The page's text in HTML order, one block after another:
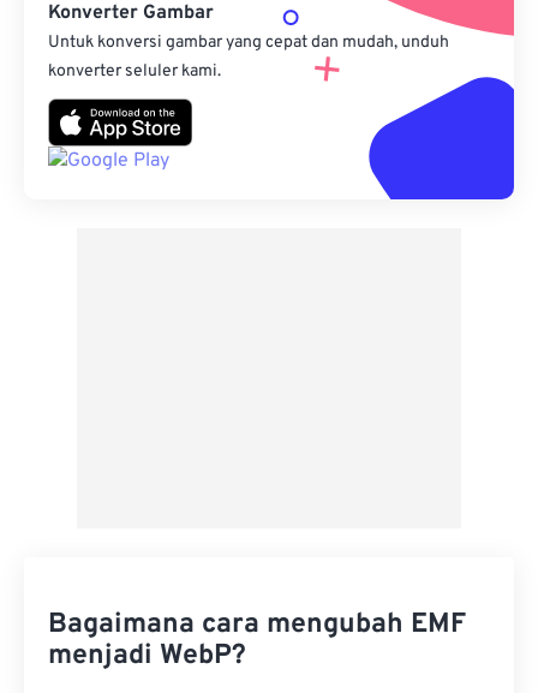
Konverter Gambar
Untuk konversi gambar yang cepat dan mudah, unduh
konverter seluler kami.
Bagaimana cara mengubah EMF
menjadi WebP?